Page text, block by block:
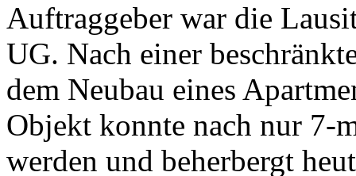
Auftraggeber war die
UG. Nach einer
dem Neubau eines
Objekt konnte nach nur 7-
werden und beherbergt